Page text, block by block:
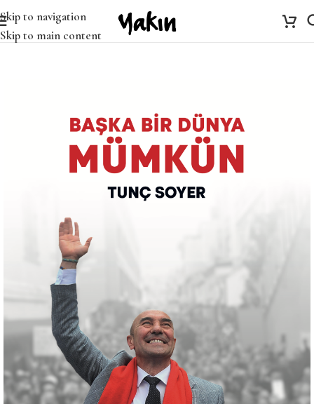
Skip to navigation
Skip to main content